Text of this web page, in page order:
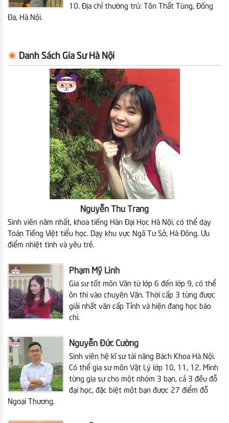
10. Địa chỉ thường trú: Tôn Thất Tùng, Đống
Đa, Hà Nội.
Danh Sách Gia Sư Hà Nội
Nguyễn Thu Trang
Sinh viên năm nhất, khoa tiếng Hàn Đại Học Hà Nội, có thể dạy
Toán Tiếng Việt tiểu học. Dạy khu vực Ngã Tư Sở, Hà Đông. Ưu
điểm nhiệt tình và yêu trẻ.
Phạm Mỹ Linh
Gia sư tốt môn Văn từ lớp 6 đến lớp 9, có thể
ôn thi vào chuyên Văn. Thời cấp 3 từng được
giải nhất văn cấp Tỉnh và hiện đang học báo
chí.
Nguyễn Đức Cường
Sinh viên hệ kĩ sư tài năng Bách Khoa Hà Nội.
Có thể gia sư môn Vật Lý lớp 10, 11, 12. Mình
từng gia sư cho một nhóm 3 bạn, cả 3 đều đỗ
đại học, đặc biệt một bạn được 27 điểm đỗ
Ngoại Thương.